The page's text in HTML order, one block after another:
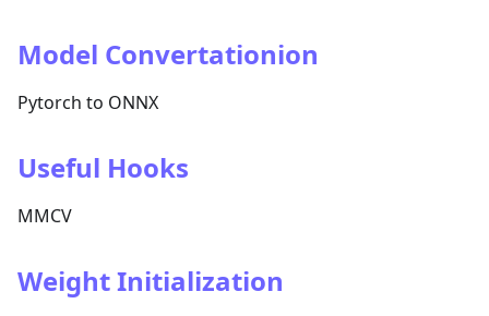
Model Convertationion
Pytorch to ONNX
Useful Hooks
MMCV
Weight Initialization